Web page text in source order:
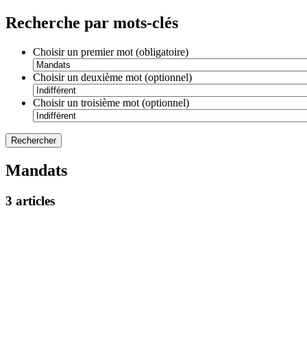
Recherche par mots-clés
Choisir un premier mot (obligatoire)
Choisir un deuxième mot (optionnel)
Choisir un troisième mot (optionnel)
Mandats
3 articles